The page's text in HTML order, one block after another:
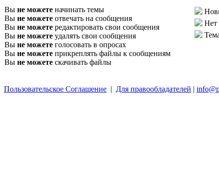
Вы не можете начинать темы
Вы не можете отвечать на сообщения
Вы не можете редактировать свои сообщения
Вы не можете удалять свои сообщения
Вы не можете голосовать в опросах
Вы не можете прикреплять файлы к сообщениям
Вы не можете скачивать файлы
Нет
Пользовательское Соглашение | Для правообладателей |